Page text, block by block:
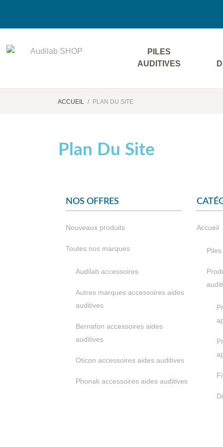
PILES
AUDITIVES
ACCUEIL PLAN DU SITE
Plan Du Site
NOS OFFRES
Nouveaux produits
Toutes nos marques
Audilab accessoires
Autres marques accessoires aides
auditives
Bernafon accessoires aides
auditives
Oticon accessoires aides auditives
Phonak accessoires aides auditives
Accueil